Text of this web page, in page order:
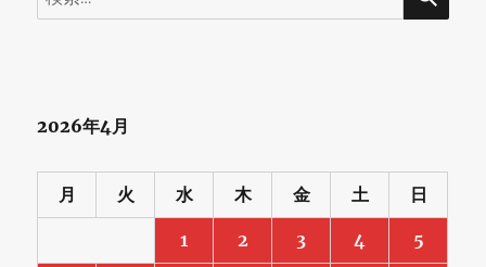
索:
2026年4月
月 火 水 木 金 土 日
1 2 3 4 5